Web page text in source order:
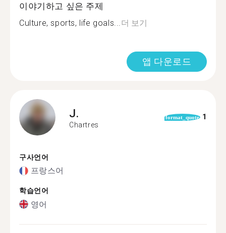
이야기하고 싶은 주제
Culture, sports, life goals... 더 보기
앱 다운로드
J.
Chartres
format_quote 1
구사언어
프랑스어
학습언어
영어